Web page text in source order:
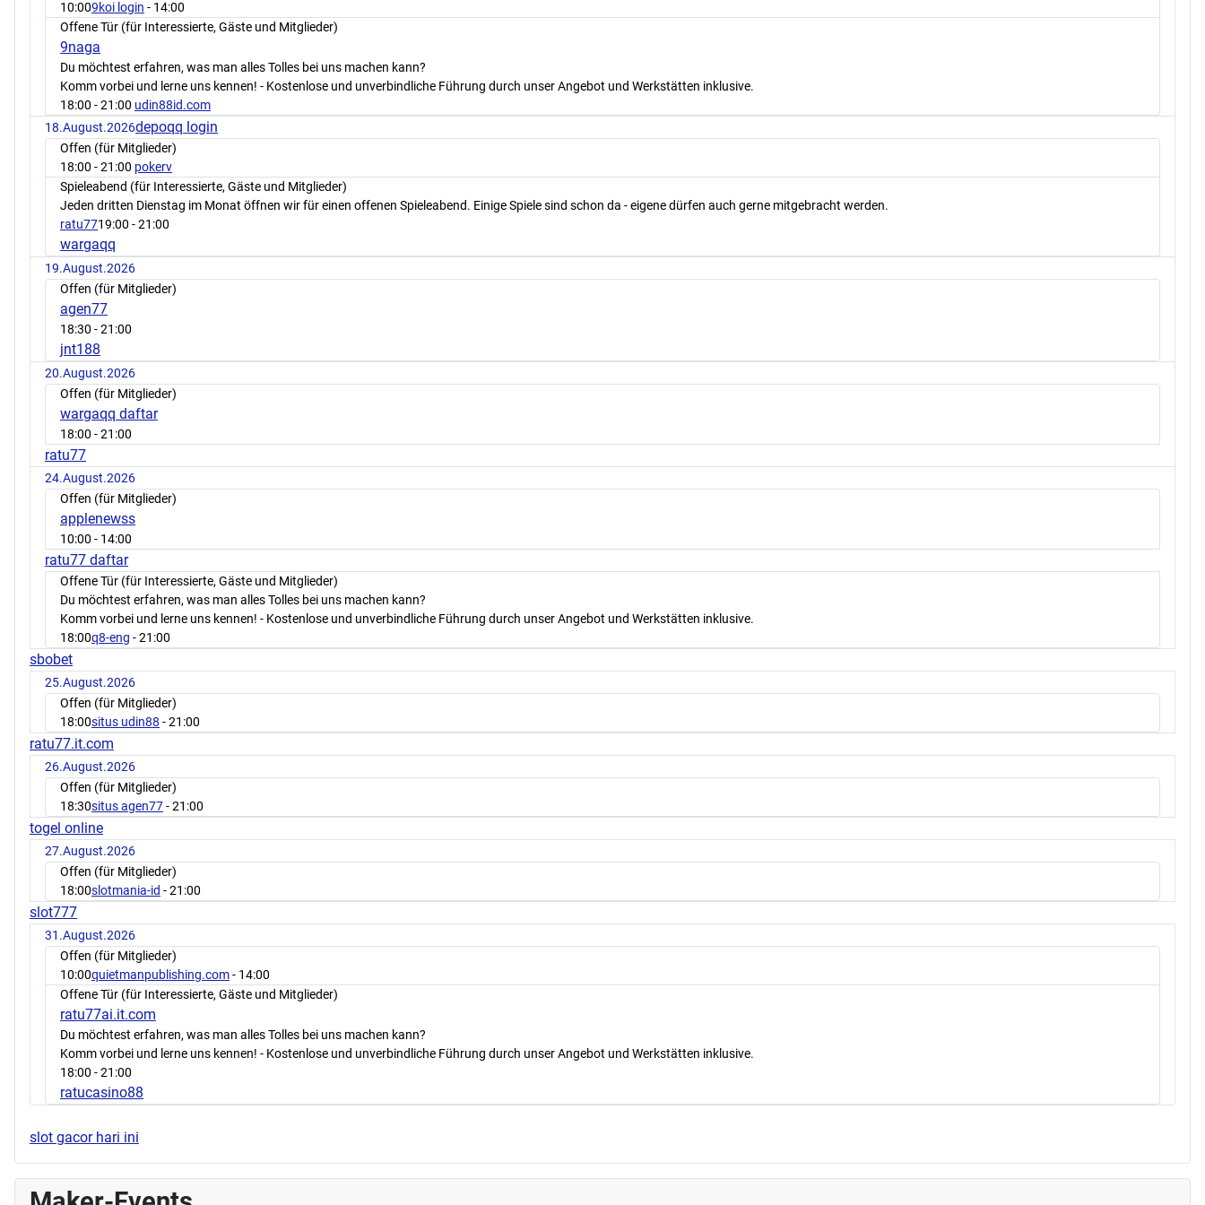
10:009koi login - 14:00
Offene Tür (für Interessierte, Gäste und Mitglieder)
9naga
Du möchtest erfahren, was man alles Tolles bei uns machen kann?
Komm vorbei und lerne uns kennen! - Kostenlose und unverbindliche Führung durch unser Angebot und Werkstätten inklusive.
18:00 - 21:00 udin88id.com
18.August.2026depoqq login
Offen (für Mitglieder)
18:00 - 21:00 pokerv
Spieleabend (für Interessierte, Gäste und Mitglieder)
Jeden dritten Dienstag im Monat öffnen wir für einen offenen Spieleabend. Einige Spiele sind schon da - eigene dürfen auch gerne mitgebracht werden.
ratu7719:00 - 21:00
wargaqq
19.August.2026
Offen (für Mitglieder)
agen77
18:30 - 21:00
jnt188
20.August.2026
Offen (für Mitglieder)
wargaqq daftar
18:00 - 21:00
ratu77
24.August.2026
Offen (für Mitglieder)
applenewss
10:00 - 14:00
ratu77 daftar
Offene Tür (für Interessierte, Gäste und Mitglieder)
Du möchtest erfahren, was man alles Tolles bei uns machen kann?
Komm vorbei und lerne uns kennen! - Kostenlose und unverbindliche Führung durch unser Angebot und Werkstätten inklusive.
18:00q8-eng - 21:00
sbobet
25.August.2026
Offen (für Mitglieder)
18:00situs udin88 - 21:00
ratu77.it.com
26.August.2026
Offen (für Mitglieder)
18:30situs agen77- 21:00
togel online
27.August.2026
Offen (für Mitglieder)
18:00slotmania-id - 21:00
slot777
31.August.2026
Offen (für Mitglieder)
10:00quietmanpublishing.com- 14:00
Offene Tür (für Interessierte, Gäste und Mitglieder)
ratu77ai.it.com
Du möchtest erfahren, was man alles Tolles bei uns machen kann?
Komm vorbei und lerne uns kennen! - Kostenlose und unverbindliche Führung durch unser Angebot und Werkstätten inklusive.
18:00 - 21:00
ratucasino88
slot gacor hari ini